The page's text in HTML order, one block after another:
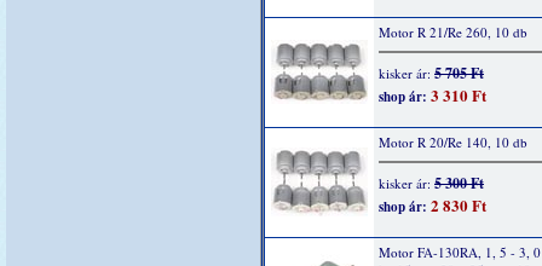
Motor R 21/Re 260, 10 db
kisker ár: 5 705 Ft
shop ár: 3 310 Ft
Motor R 20/Re 140, 10 db
kisker ár: 5 300 Ft
shop ár: 2 830 Ft
Motor FA-130RA, 1, 5 - 3,